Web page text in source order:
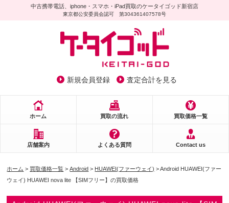
中古携帯電話、iphone・スマホ・iPad買取のケータイゴッド新宿店
東京都公安委員会認可 第304361407578号
新規会員登録 査定合計を見る
ホーム 買取の流れ 買取価格一覧
店舗案内 よくある質問 Contact us
ホーム > 買取価格一覧 >Android > HUAWEI(ファーウェイ) > Android HUAWEI(ファー
ウェイ) HUAWEI nova lite 【SIMフリー】の買取価格